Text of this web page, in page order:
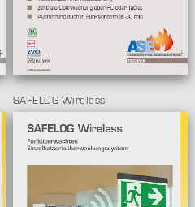
SAFELOG Wireless